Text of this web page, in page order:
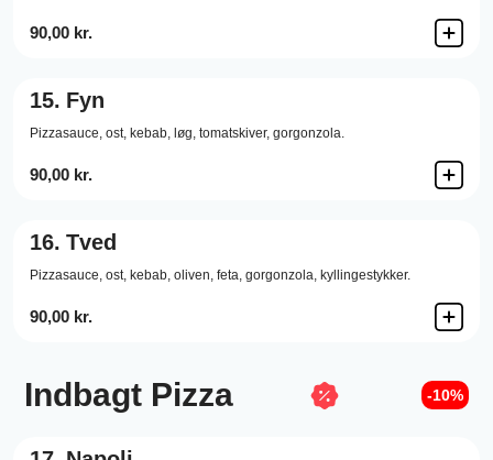
90,00 kr.
15. Fyn
Pizzasauce, ost, kebab, løg, tomatskiver, gorgonzola.
90,00 kr.
16. Tved
Pizzasauce, ost, kebab, oliven, feta, gorgonzola, kyllingestykker.
90,00 kr.
Indbagt Pizza -10%